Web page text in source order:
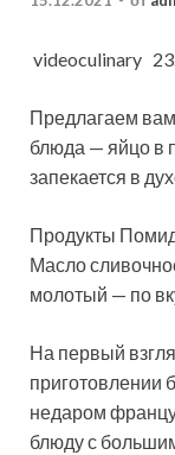
videoculinary
Предлагаем
блюда — яйцо в
запекается в
Продукты
Масло
молотый — по
На первый
приготовлении
недаром
блюду с